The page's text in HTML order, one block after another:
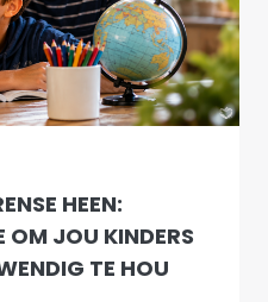
HEEN:
OM JOU KINDERS
TE HOU